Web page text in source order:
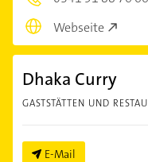
Webseite
Dhaka Curry
GASTSTÄTTEN UND
E-Mail